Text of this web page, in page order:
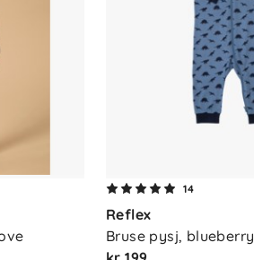
14
Reflex
Bruse pysj, blueberry